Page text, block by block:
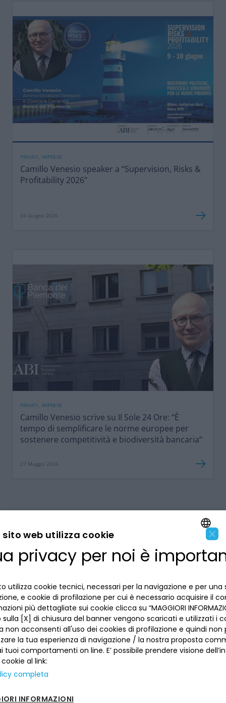
PRIVATI, IMPRESE
Camillo Venesio speaker a “Supervision, Risks &
Profitability 2026”
04 Giugno 2026
PRIVATI, IMPRESE
Camillo Venesio scrive su Il Sole 24 Ore: “È
tempo di semplificare le norme europee per
sostenere competitività e biodiversità bancaria”
27 Maggio 2026
LA BANCA
Dove siamo
Lavora con noi
Reclami
Numeri utili
INFORMAZIONI PER IL CLIENTE
Privacy
La tua scelta sui cookies
Informativa al pubblico
Sepa
Sicurezza
ACCESSIBILITÀ E APP
SEGUICI SUI SOCIAL
ENGLISH
×
sito web utilizza cookie
privacy per noi è
utilizza cookie tecnici, necessari per la navigazione e per una
e cookie di profilazione per cui è necessario acquisire il
più dettagliate sui cookie clicca su “MAGGIORI
[X] di chiusura del banner vengono scaricati e utilizzati i
non acconsenti all'uso dei cookies di profilazione e quindi non
la tua esperienza di navigazione / la nostra proposta
tuoi comportamenti on line. E’ possibile prendere visione
al link:
completa
INFORMAZIONI